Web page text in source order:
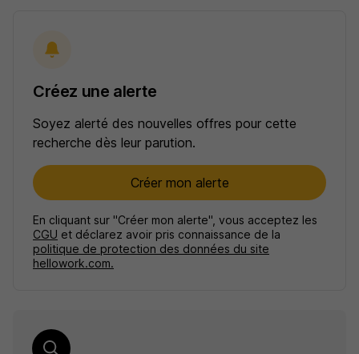
Créez une alerte
Soyez alerté des nouvelles offres pour cette
recherche dès leur parution.
Créer mon alerte
En cliquant sur "Créer mon alerte", vous acceptez les
CGU et déclarez avoir pris connaissance de la
politique de protection des données du site
hellowork.com.